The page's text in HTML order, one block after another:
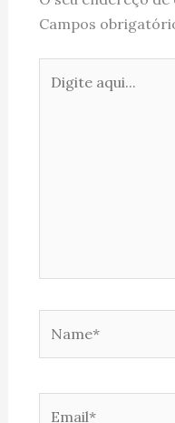
Campos
aqui...